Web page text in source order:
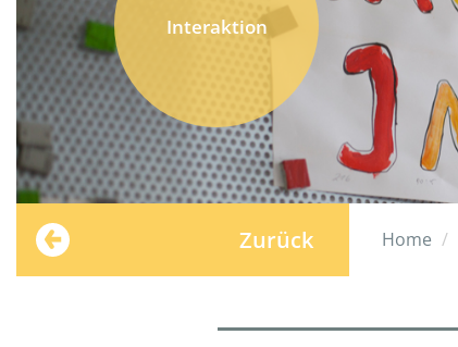
Interaktion
Zurück Home